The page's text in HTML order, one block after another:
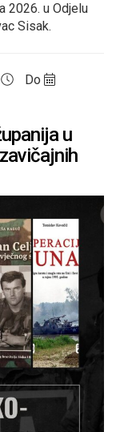
2026. u Odjelu
Sisak.
Do
u